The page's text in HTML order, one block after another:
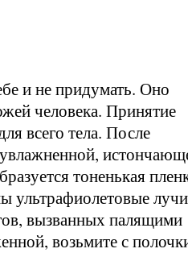
и не придумать. Оно
человека. Принятие
всего тела. После
тоненькая
ультрафиолетовые
вызванных палящими
возьмите с